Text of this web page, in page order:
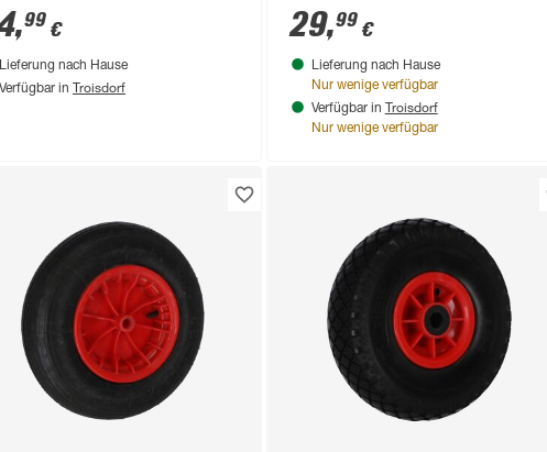
,99 €
Lieferung nach Hause
Verfügbar in Troisdorf
29,99€
Lieferung nach Hause
Nur wenige verfügbar
Verfügbar in Troisdorf
Nur wenige verfügbar